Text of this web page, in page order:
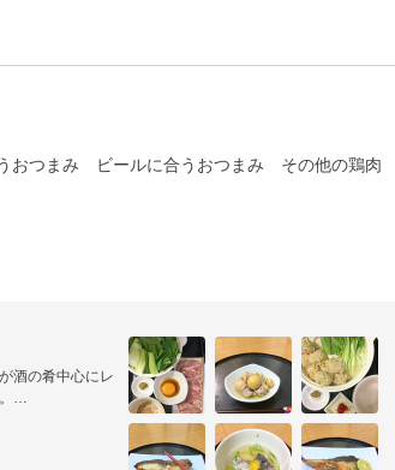
おつまみ ビールに合うおつまみ
その他の鶏肉
酒の肴中心にレ